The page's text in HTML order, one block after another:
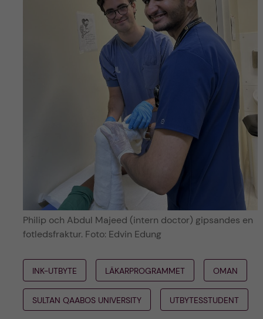
Philip och Abdul Majeed (intern doctor) gipsandes en
fotledsfraktur. Foto: Edvin Edung
INK-UTBYTE LÄKARPROGRAMMET OMAN
SULTAN QAABOS UNIVERSITY UTBYTESSTUDENT